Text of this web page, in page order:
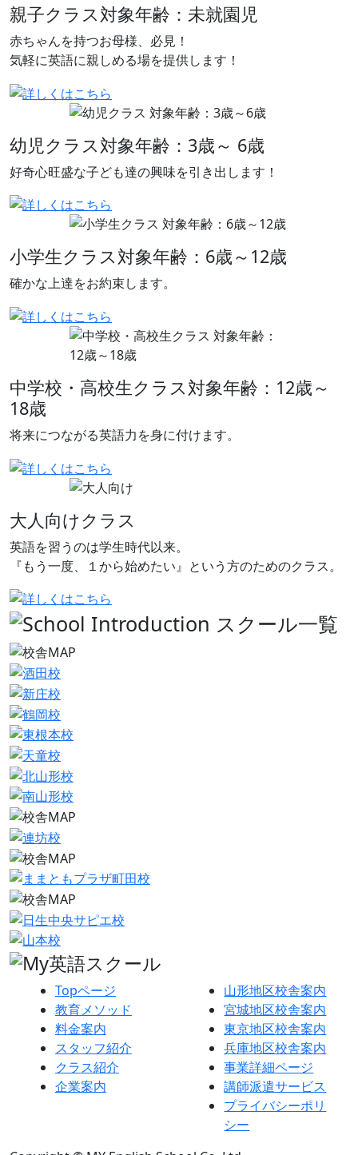
親子クラス対象年齢：未就園児
赤ちゃんを持つお母様、必見！
気軽に英語に親しめる場を提供します！
幼児クラス対象年齢：3歳～ 6歳
好奇心旺盛な子ども達の興味を引き出します！
小学生クラス対象年齢：6歳～12歳
確かな上達をお約束します。
中学校・高校生クラス対象年齢：12歳～
18歳
将来につながる英語力を身に付けます。
大人向けクラス
英語を習うのは学生時代以来。
『もう一度、１から始めたい』という方のためのクラス。
Topページ
教育メソッド
料金案内
スタッフ紹介
クラス紹介
企業案内
山形地区校舎案内
宮城地区校舎案内
東京地区校舎案内
兵庫地区校舎案内
事業詳細ページ
講師派遣サービス
プライバシーポリ
シー